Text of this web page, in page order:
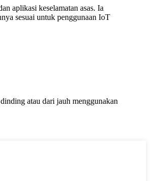
aplikasi keselamatan asas. Ia
sesuai untuk penggunaan IoT
atau dari jauh menggunakan